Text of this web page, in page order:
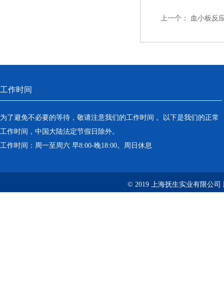
上一个： 血小板反
工作时间
为了避免不必要的等待，敬请注意我们的工作时间 。以下是我们的正常
工作时间，中国大陆法定节假日除外。
工作时间：周一至周六 早8:00-晚18:00。周日休息
© 2019 上海抚生实业有限公司